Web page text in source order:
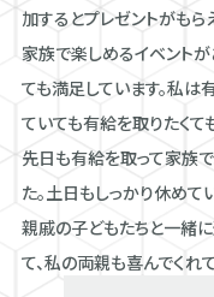
加するとプレゼントがもら
家族で楽しめるイベント
ても満足しています。私
ていても有給を取りたくて
先日も有給を取って家族
た。土日もしっかり休めて
親戚の子どもたちと一緒
て、私の両親も喜んでくれ